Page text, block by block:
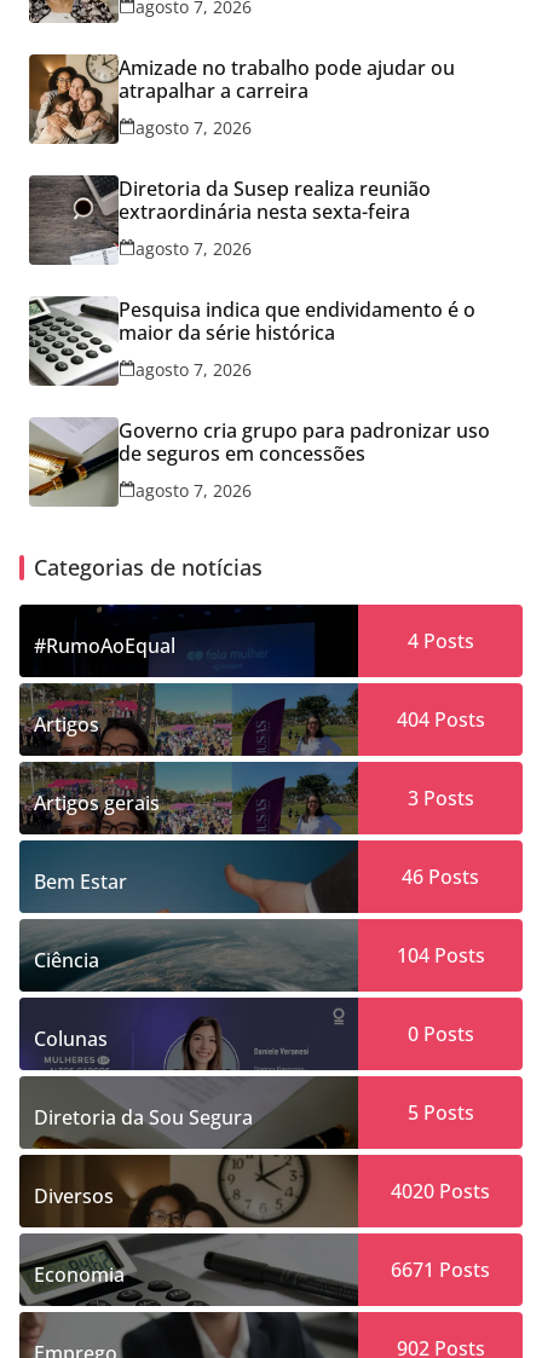
agosto 7, 2026
Amizade no trabalho pode ajudar ou
atrapalhar a carreira
agosto 7, 2026
Diretoria da Susep realiza reunião
extraordinária nesta sexta-feira
agosto 7, 2026
Pesquisa indica que endividamento é o
maior da série histórica
agosto 7, 2026
Governo cria grupo para padronizar uso
de seguros em concessões
agosto 7, 2026
Categorias de notícias
#RumoAoEqual 4Posts
Artigos 404Posts
Artigos gerais 3Posts
Bem Estar 46 Posts
Ciência 104Posts
Colunas 0Posts
Diretoria da Sou Segura 5Posts
Diversos 4020 Posts
Economia 6671 Posts
902Posts